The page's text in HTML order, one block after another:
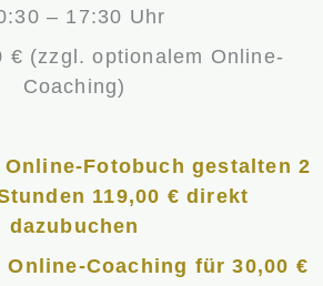
– 17:30 Uhr
€ (zzgl. optionalem Online-
Coaching)
Fotobuch gestalten 2
119,00 € direkt
dazubuchen
Coaching für 30,00 €